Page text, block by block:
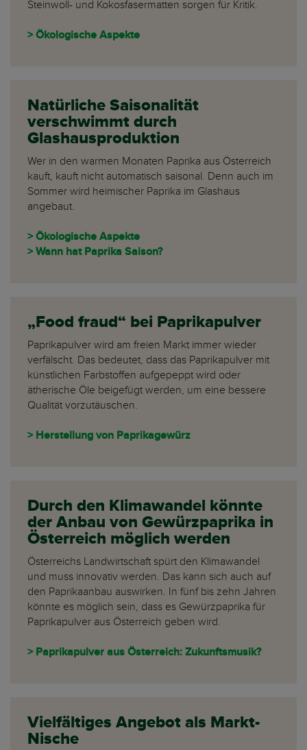
Steinwoll- und Kokosfasermatten sorgen für Kritik.
> Ökologische Aspekte
Natürliche Saisonalität
verschwimmt durch
Glashausproduktion
Wer in den warmen Monaten Paprika aus Österreich
kauft, kauft nicht automatisch saisonal. Denn auch im
Sommer wird heimischer Paprika im Glashaus
angebaut.
> Ökologische Aspekte
> Wann hat Paprika Saison?
„Food fraud“ bei Paprikapulver
Paprikapulver wird am freien Markt immer wieder
verfälscht. Das bedeutet, dass das Paprikapulver mit
künstlichen Farbstoffen aufgepeppt wird oder
ätherische Öle beigefügt werden, um eine bessere
Qualität vorzutäuschen.
> Herstellung von Paprikagewürz
Durch den Klimawandel könnte
der Anbau von Gewürzpaprika in
Österreich möglich werden
Österreichs Landwirtschaft spürt den Klimawandel
und muss innovativ werden. Das kann sich auch auf
den Paprikaanbau auswirken. In fünf bis zehn Jahren
könnte es möglich sein, dass es Gewürzpaprika für
Paprikapulver aus Österreich geben wird.
> Paprikapulver aus Österreich: Zukunftsmusik?
Vielfältiges Angebot als Markt-
Nische